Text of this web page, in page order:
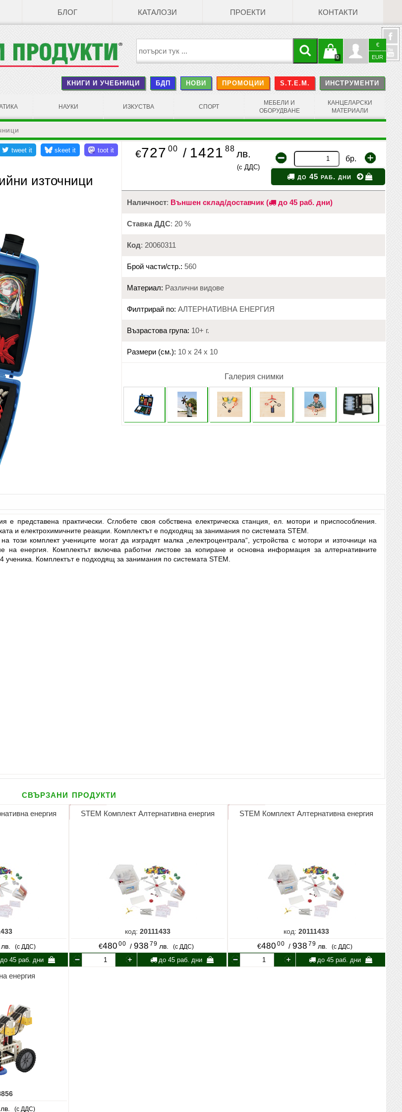
БЛОГ КАТАЛОЗИ ПРОЕКТИ КОНТАКТИ
€
EUR
Профил
0
Кошницата
е празна
КНИГИ И УЧЕБНИЦИ БДП НОВИ ПРОМОЦИИ S.T.E.M. ИНСТРУМЕНТИ
НАУКИ ИЗКУСТВА СПОРТ
МЕБЕЛИ И
ОБОРУДВАНЕ
КАНЦЕЛАРСКИ
МАТЕРИАЛИ
източници
€727 00 / 1421 88 лв.
(с ДДС)
бр.
до 45 раб. дни
Наличност: Външен склад/доставчик ( до 45 раб. дни)
Ставка ДДС: 20 %
Код: 20060311
Брой части/стр.: 560
Материал: Различни видове
Филтрирай по: АЛТЕРНАТИВНА ЕНЕРГИЯ
Възрастова група: 10+ г.
Размери (см.): 10 х 24 х 10
Галерия снимки
е представена практически. Сглобете своя собствена електрическа станция, ел. мотори и приспособления.
и електрохимичните реакции. Комплектът е подходящ за занимания по системата STEM.
този комплект учениците могат да изградят малка „електроцентрала“, устройства с мотори и източници на
на енергия. Комплектът включва работни листове за копиране и основна информация за алтернативните
Комплектът е подходящ за занимания по системата STEM.
свързани продукти
енергия
лв. (с ДДС)
45 раб. дни
STEM Комплект Алтернативна енергия
код:20111433
€480 00 /938 79 лв. (с ДДС)
до 45 раб. дни
STEM Комплект Алтернативна енергия
код:20111433
€480 00 /938 79 лв. (с ДДС)
до 45 раб. дни
енергия
лв. (с ДДС)